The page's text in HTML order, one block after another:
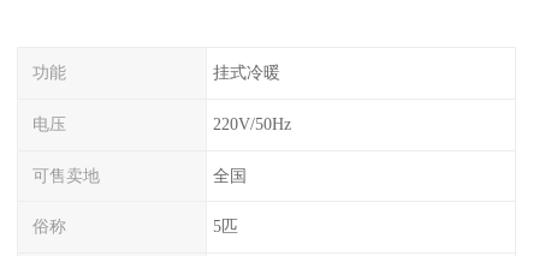
功能 挂式冷暖
电压 220V/50Hz
可售卖地 全国
俗称 5匹